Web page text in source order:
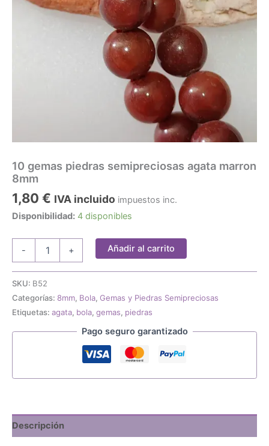
10 gemas piedras semipreciosas agata marron
8mm
1,80 € IVA incluido impuestos inc.
Disponibilidad: 4 disponibles
-
semipreciosas
marron
8mm
+ Añadir al carrito
SKU: B52
Categorías: 8mm, Bola, Gemas y Piedras Semipreciosas
Etiquetas: agata, bola, gemas, piedras
Pago seguro garantizado
Descripción